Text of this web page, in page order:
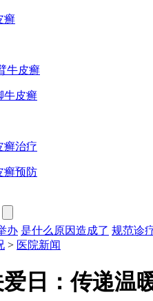
癣
牛皮癣
牛皮癣
癣治疗
癣预防
办 是什么原因造成了 规范诊
> 医院新闻
日：传递温